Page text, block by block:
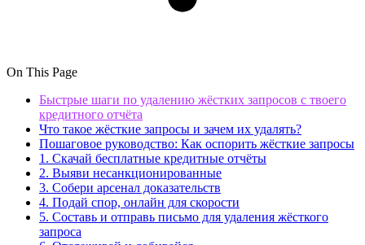
On This Page
Быстрые шаги по удалению жёстких запросов с твоего
кредитного отчёта
Что такое жёсткие запросы и зачем их удалять?
Пошаговое руководство: Как оспорить жёсткие запросы
1. Скачай бесплатные кредитные отчёты
2. Выяви несанкционированные
3. Собери арсенал доказательств
4. Подай спор, онлайн для скорости
5. Составь и отправь письмо для удаления жёсткого
запроса